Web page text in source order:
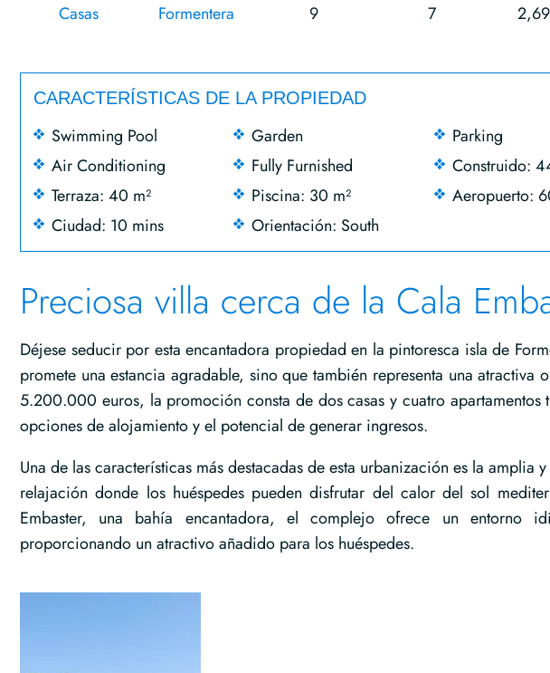
Casas Formentera 9 7
CARACTERÍSTICAS DE LA PROPIEDAD
Swimming Pool Garden Parking
Air Conditioning
Fully Furnished Construido:
Terraza: 40 m²
Piscina: 30 m² Aeropuerto:
Ciudad: 10 mins
Orientación: South
Preciosa villa cerca de la Cala
Déjese seducir por esta encantadora propiedad en la pintoresca isla de
promete una estancia agradable, sino que también representa una
5.200.000 euros, la promoción consta de dos casas y cuatro
opciones de alojamiento y el potencial de generar ingresos.
Una de las características más destacadas de esta urbanización es la
relajación donde los huéspedes pueden disfrutar del calor del sol
Embaster, una bahía encantadora, el complejo ofrece un entorno
proporcionando un atractivo añadido para los huéspedes.